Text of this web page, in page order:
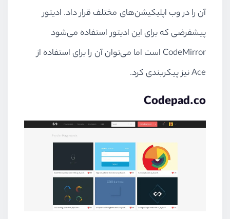
آن را در وب اپلیکیشن‌های مختلف قرار داد. ادیتور
پیشفرضی که برای این ادیتور استفاده می‌شود
CodeMirror است اما می‌توان آن را برای استفاده از
Ace نیز پیکربندی کرد.
Codepad.co